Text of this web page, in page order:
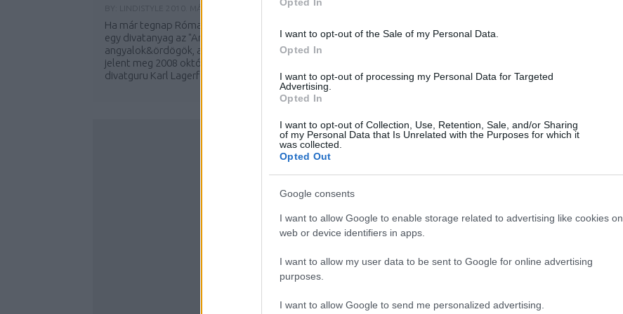
I want to opt-out of the Sale of my Personal Data.
Opted In
I want to opt-out of processing my Personal Data for Targeted
Advertising.
Opted In
I want to opt-out of Collection, Use, Retention, Sale, and/or Sharing
of my Personal Data that Is Unrelated with the Purposes for which it
was collected.
Opted Out
Google consents
I want to allow Google to enable storage related to advertising like cookies on
web or device identifiers in apps.
I want to allow my user data to be sent to Google for online advertising
purposes.
I want to allow Google to send me personalized advertising.
Ha már tegnap Róma volt terítéken, akkor itt
egy divatanyag az "Angeli&Diavoli", azaz
angyalok&ördögök, ami az olasz ELLE-ben
jelent meg 2008 októberében. A fotókat a
divatguru Karl Lagerfeld készítette, aki a...
A bicikli nem egyszerűen közlekedési eszköz,
hanem egy igazi stíluselem. Nem kér
hiszen maga öltöztet. És még a városokat is
-